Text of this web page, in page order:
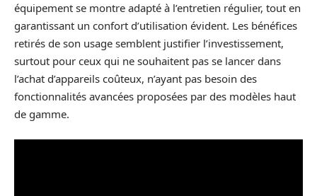
équipement se montre adapté à l’entretien régulier, tout en
garantissant un confort d’utilisation évident. Les bénéfices
retirés de son usage semblent justifier l’investissement,
surtout pour ceux qui ne souhaitent pas se lancer dans
l’achat d’appareils coûteux, n’ayant pas besoin des
fonctionnalités avancées proposées par des modèles haut
de gamme.